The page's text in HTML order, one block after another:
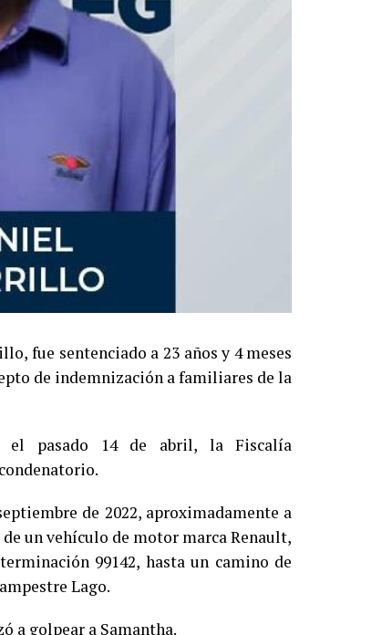
fue sentenciado a 23 años y 4 meses
de indemnización a familiares de la
el pasado 14 de abril, la Fiscalía
de 2022, aproximadamente a
un vehículo de motor marca Renault,
99142, hasta un camino de
Lago.
a golpear a Samantha.